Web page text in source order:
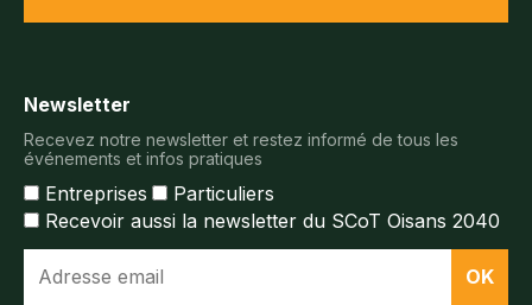
Newsletter
Recevez notre newsletter et restez informé de tous les
événements et infos pratiques
Entreprises
Particuliers
Recevoir aussi la newsletter du SCoT Oisans 2040